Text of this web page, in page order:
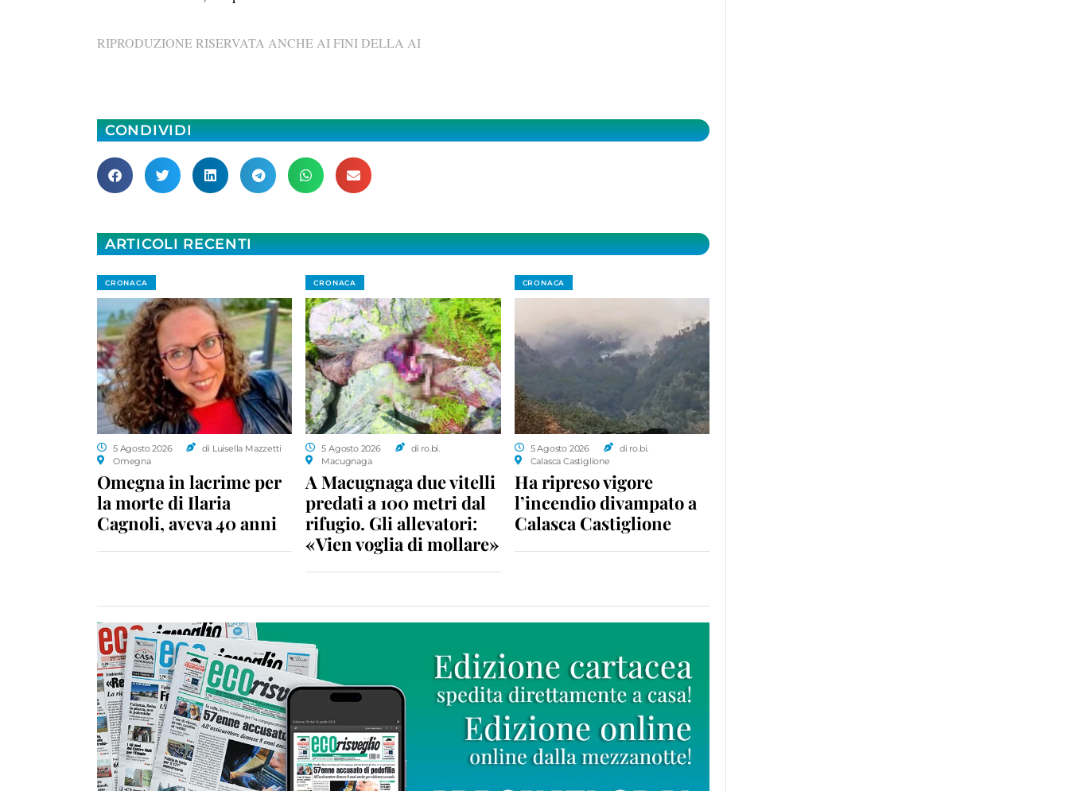
RIPRODUZIONE RISERVATA ANCHE AI FINI DELLA AI
CONDIVIDI
ARTICOLI RECENTI
CRONACA
5 Agosto 2026
di Luisella Mazzetti
Omegna
Omegna in lacrime per
la morte di Ilaria
Cagnoli, aveva 40 anni
CRONACA
5 Agosto 2026
di ro.bi.
Macugnaga
A Macugnaga due vitelli
predati a 100 metri dal
rifugio. Gli allevatori:
«Vien voglia di mollare»
CRONACA
5 Agosto 2026
di ro.bi.
Calasca Castiglione
Ha ripreso vigore
l’incendio divampato a
Calasca Castiglione